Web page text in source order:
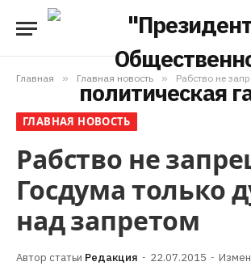
Главная » Главная новость » Рабство не запрещено?
ГЛАВНАЯ НОВОСТЬ
Рабство не
Госдума только
над запретом
Редакция 22.07.2015